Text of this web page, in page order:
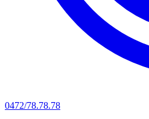
0472/78.78.78